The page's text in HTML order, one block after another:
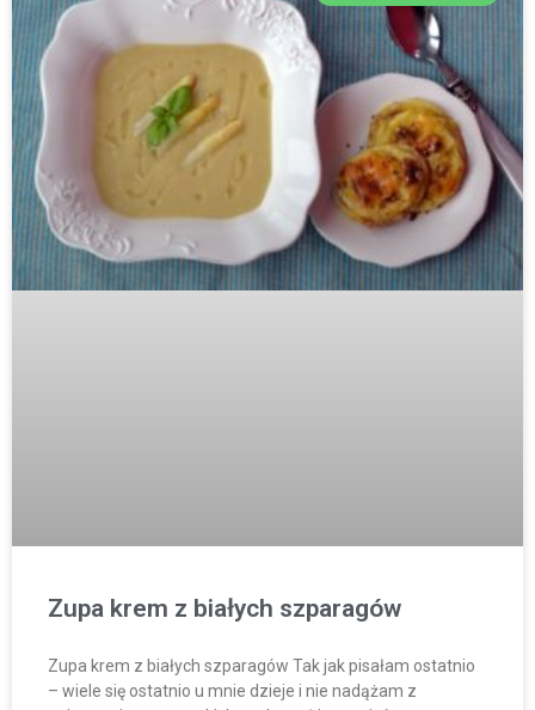
Zupa krem z białych szparagów
Zupa krem z białych szparagów Tak jak pisałam ostatnio
– wiele się ostatnio u mnie dzieje i nie nadążam z